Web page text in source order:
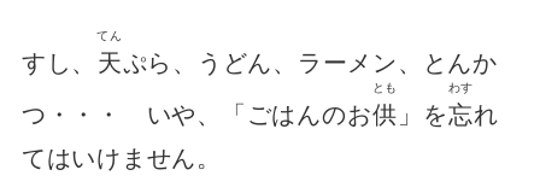
すし、 天
てん
ぷら、うどん、ラーメン、とんか
つ・・・ いや、「ごはんのお供
とも
」を忘
わす
れ
てはいけません。